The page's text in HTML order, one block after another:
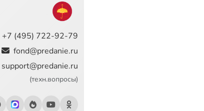
+7 (495) 722-92-79
fond@predanie.ru
support@predanie.ru
(техн.вопросы)